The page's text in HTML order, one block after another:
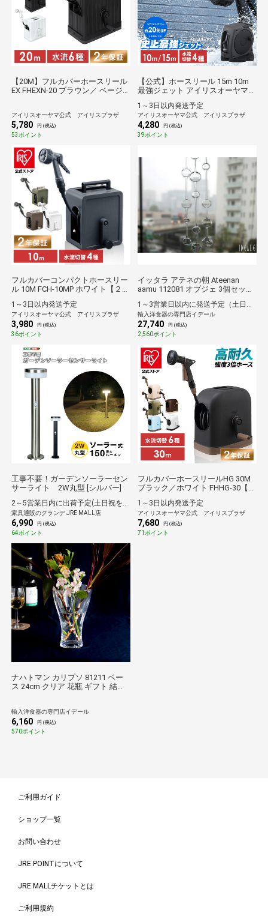
【20M】フルカバーホースリール
EX FHEXN-20 ブラウン／ ベージ
アイリスオーヤマ公式 アイリスプラザ
5,780 円 (税込)
53ポイント
【公式】ホースリール 15m 10m
最強ジェット アイリスオーヤマ
ット 洗車ホース 掃除 おしゃれ 伸
びるホース コンパクト 洗車 ジェ
ット 4水形 散水ノズル 庭 ベラン
ダ 外壁 FHJ-10 FHJ-15【２年保証
1～3日以内発送予定
アイリスオーヤマ公式 アイリスプラザ
4,280 円 (税込)
39ポイント
フルカバーコンパクトホースリー
ル 10M FCH-10MP ホワイト【２年
1～3日以内発送予定
アイリスオーヤマ公式 アイリスプラザ
3,980 円 (税込)
36ポイント
イッタラ アテネの朝 Ateenan
aamu 112081 オブジェ 3個セット
ギフト 結婚祝い プレゼント 贈り
物 ギフトセット
1～3営業日以内に発送予定（土日祝除）
輸入洋食器の専門店イデール
27,740 円 (税込)
2,560ポイント
工事不要！ガーデンソーラーセン
サーライト 2W丸型 [シルバー]
2～5営業日内に出荷予定(土日祝を除く)
家具通販のグランデ JRE MALL店
6,990 円 (税込)
64ポイント
フルカバーホースリールHG 30M
ブラック／ホワイト FHHG-30【２
1～3日以内発送予定
アイリスオーヤマ公式 アイリスプラザ
7,680 円 (税込)
71ポイント
ナハトマン カリプソ 81211 ベー
ス 24cm クリア 花瓶 ギフト 結婚
輸入洋食器の専門店イデール
6,160 円 (税込)
570ポイント
ご利用ガイド
ショップ一覧
お問い合わせ
JRE POINTについて
JRE MALLチケットとは
ご利用規約